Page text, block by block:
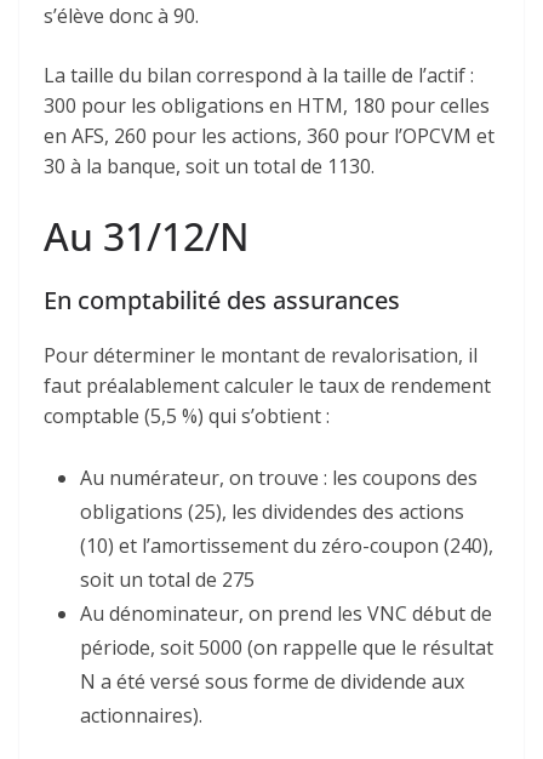
s’élève donc à 90.
La taille du bilan correspond à la taille de l’actif :
300 pour les obligations en HTM, 180 pour celles
en AFS, 260 pour les actions, 360 pour l’OPCVM et
30 à la banque, soit un total de 1130.
Au 31/12/N
En comptabilité des assurances
Pour déterminer le montant de revalorisation, il
faut préalablement calculer le taux de rendement
comptable (5,5 %) qui s’obtient :
Au numérateur, on trouve : les coupons des
obligations (25), les dividendes des actions
(10) et l’amortissement du zéro-coupon (240),
soit un total de 275
Au dénominateur, on prend les VNC début de
période, soit 5000 (on rappelle que le résultat
N a été versé sous forme de dividende aux
actionnaires).